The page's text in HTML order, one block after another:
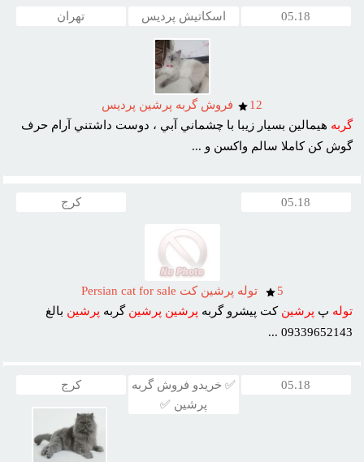
05.18 اسکاتیش پردیس تهران
12
فروش گربه پرشين پرديس
گربه هيمالين بسيار زيبا با چشماني آبي ، دوست داشتني آرام حرف
گوش کن کاملا سالم واکسن و ...
05.18 کرج
5
توله پرشين كت Persian cat for sale
توله پ پرشين کت پيشرو گربه پرشين پرشين گربه پرشين بالغ
09339652143 ...
05.18
✅ خریدو فروش گربه
پرشین ✅
کرج